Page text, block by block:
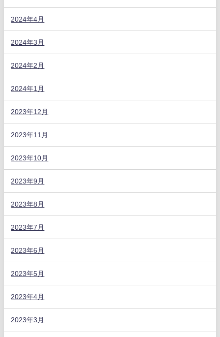
2024年4月
2024年3月
2024年2月
2024年1月
2023年12月
2023年11月
2023年10月
2023年9月
2023年8月
2023年7月
2023年6月
2023年5月
2023年4月
2023年3月